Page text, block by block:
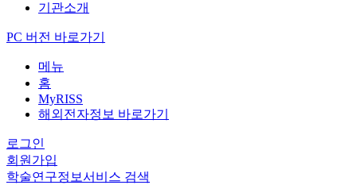
기관소개
PC 버전 바로가기
메뉴
홈
MyRISS
해외전자정보 바로가기
로그인
회원가입
학술연구정보서비스 검색